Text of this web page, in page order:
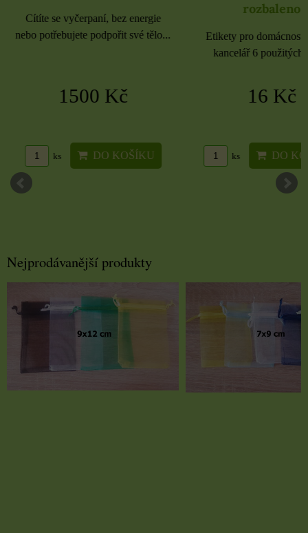
Cítíte se vyčerpaní, bez energie
nebo potřebujete podpořit své tělo...
1500 Kč
ks DO KOŠÍKU
rozbaleno
Etikety pro
kancelář 6 použitých
16 Kč
ks DO
Nejprodávanější produkty